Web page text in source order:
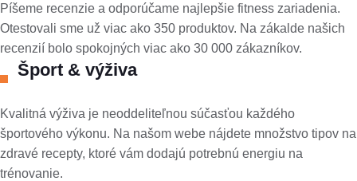
Píšeme recenzie a odporúčame najlepšie fitness zariadenia.
Otestovali sme už viac ako 350 produktov. Na zákalde našich
recenzií bolo spokojných viac ako 30 000 zákazníkov.
Šport & výživa
Kvalitná výživa je neoddeliteľnou súčasťou každého
športového výkonu. Na našom webe nájdete množstvo tipov na
zdravé recepty, ktoré vám dodajú potrebnú energiu na
trénovanie.